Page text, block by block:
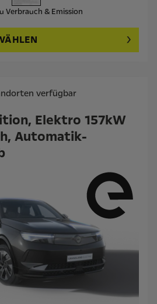
Verbrauch & Emission
Elektro 157kW
Automatik-
verfügbar